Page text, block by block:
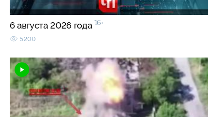
6 августа 2026 года 16+
5200